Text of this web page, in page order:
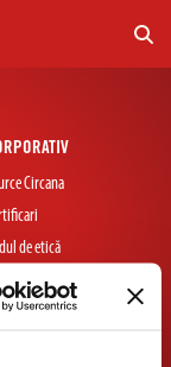
Circana
de etică